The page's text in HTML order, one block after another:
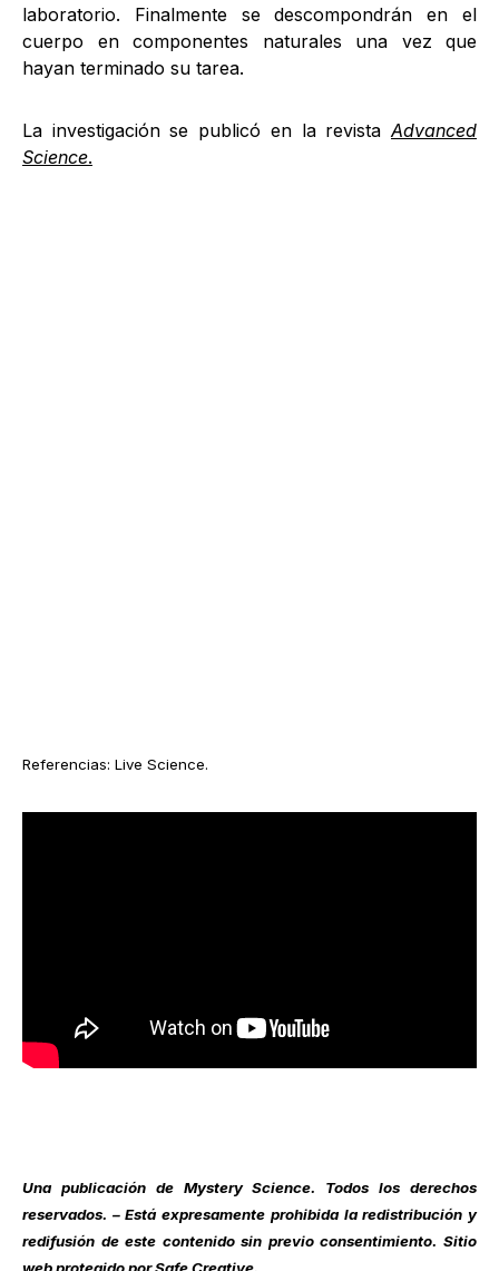
laboratorio. Finalmente se descompondrán en el
cuerpo en componentes naturales una vez que
hayan terminado su tarea.
La investigación se publicó en la revista Advanced
Science.
Referencias: Live Science.
Una publicación de Mystery Science. Todos los derechos
reservados. – Está expresamente prohibida la redistribución y
redifusión de este contenido sin previo consentimiento. Sitio
web protegido por Safe Creative.